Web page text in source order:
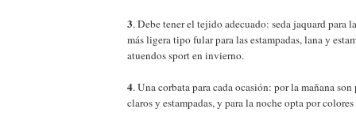
3. Debe tener el tejido adecuado: seda jaquard para
más ligera tipo fular para las estampadas, lana y
atuendos sport en invierno.
4. Una corbata para cada ocasión: por la mañana
claros y estampadas, y para la noche opta por colores